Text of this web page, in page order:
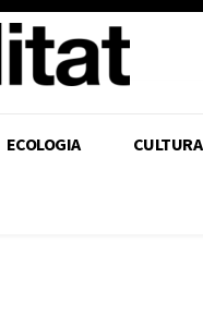
ECOLOGIA CULTURA